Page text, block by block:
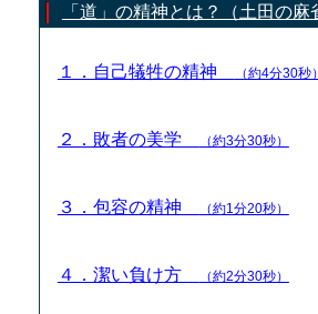
「道」の精神とは？（土田の麻
１．自己犠牲の精神 （約4分30秒）
２．敗者の美学 （約3分30秒）
３．包容の精神 （約1分20秒）
４．潔い負け方 （約2分30秒）